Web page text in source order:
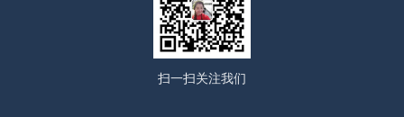
扫一扫关注我们